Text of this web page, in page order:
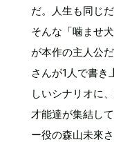
だ。人生も同じだ
そんな「噛ませ
が本作の主人公
さんが1人で書き
しいシナリオに
才能達が集結し
ー役の森山未來